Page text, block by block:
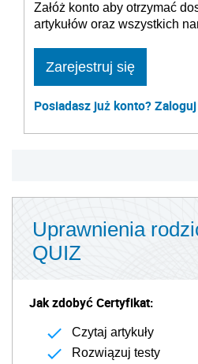
Załóż konto aby otrzymać
artykułów oraz wszystkich
Zarejestruj się
Posiadasz już konto?
Uprawnienia
QUIZ
Jak zdobyć Certyfikat:
Czytaj artykuły
Rozwiązuj testy